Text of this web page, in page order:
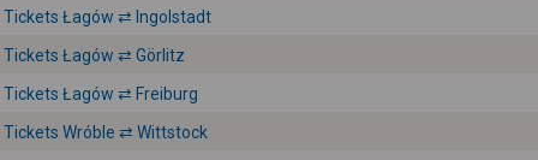
Tickets Łagów ⇄ Ingolstadt
Tickets Łagów ⇄ Görlitz
Tickets Łagów ⇄ Freiburg
Tickets Wróble ⇄ Wittstock